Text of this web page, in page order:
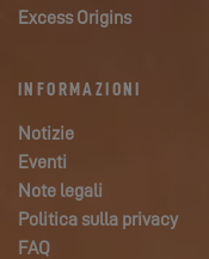
Excess Origins
INFORMAZIONI
Notizie
Eventi
Note legali
Politica sulla privacy
FAQ